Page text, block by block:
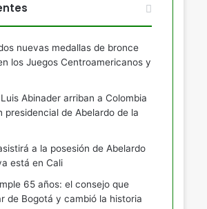
nuevas medallas de bronce
los Juegos Centroamericanos y
Abinader arriban a Colombia
presidencial de Abelardo de la
a la posesión de Abelardo
está en Cali
65 años: el consejo que
de Bogotá y cambió la historia